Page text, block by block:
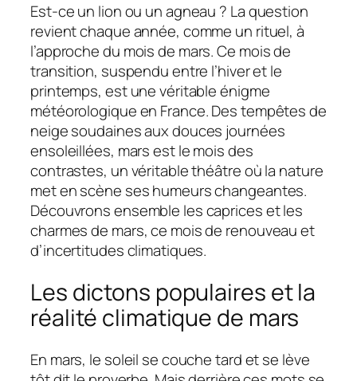
Est-ce un lion ou un agneau ? La question
revient chaque année, comme un rituel, à
l’approche du mois de mars. Ce mois de
transition, suspendu entre l’hiver et le
printemps, est une véritable énigme
météorologique en France. Des tempêtes de
neige soudaines aux douces journées
ensoleillées, mars est le mois des
contrastes, un véritable théâtre où la nature
met en scène ses humeurs changeantes.
Découvrons ensemble les caprices et les
charmes de mars, ce mois de renouveau et
d’incertitudes climatiques.
Les dictons populaires et la
réalité climatique de mars
En mars, le soleil se couche tard et se lève